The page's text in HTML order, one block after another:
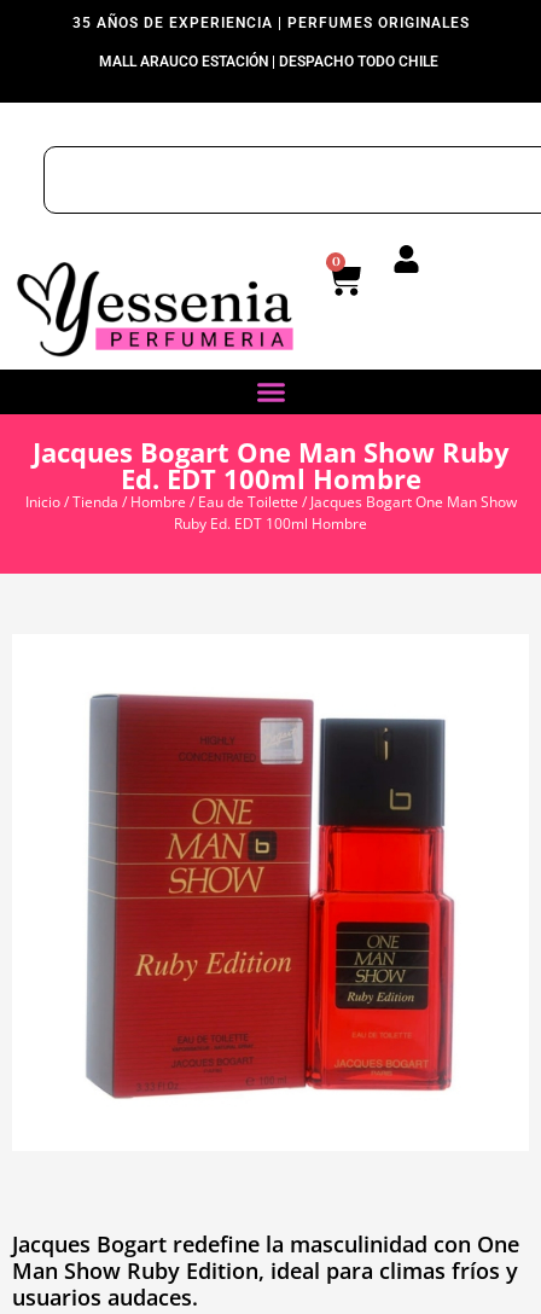
35 AÑOS DE EXPERIENCIA | PERFUMES ORIGINALES
MALL ARAUCO ESTACIÓN | DESPACHO TODO CHILE
0
Jacques Bogart One Man Show Ruby
Ed. EDT 100ml Hombre
Inicio/Tienda / Hombre / Eau de Toilette / Jacques Bogart One Man Show
Ruby Ed. EDT 100ml Hombre
Jacques Bogart redefine la masculinidad con One
Man Show Ruby Edition, ideal para climas fríos y
usuarios audaces.